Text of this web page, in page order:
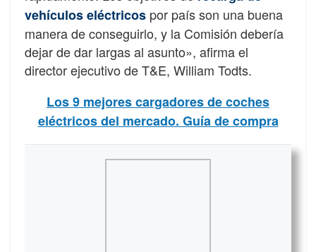
vehículos eléctricos por país son una buena
manera de conseguirlo, y la Comisión debería
dejar de dar largas al asunto», afirma el
director ejecutivo de T&E, William Todts.
Los 9 mejores cargadores de coches
eléctricos del mercado. Guía de compra